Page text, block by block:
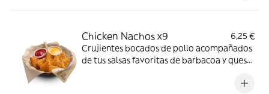
Chicken Nachos x9
6,25 €
Crujientes bocados de pollo acompañados
de tus salsas favoritas de barbacoa y queso